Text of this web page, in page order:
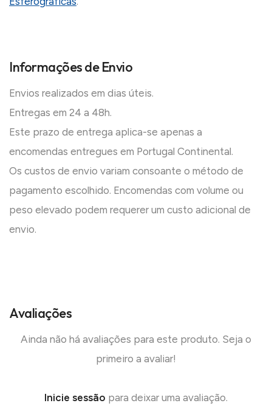
Informações de Envio
Envios realizados em dias úteis.
Entregas em 24 a 48h.
Este prazo de entrega aplica-se apenas a
encomendas entregues em Portugal Continental.
Os custos de envio variam consoante o método de
pagamento escolhido. Encomendas com volume ou
peso elevado podem requerer um custo adicional de
envio.
Avaliações
Ainda não há avaliações para este produto. Seja o
primeiro a avaliar!
Inicie sessão para deixar uma avaliação.